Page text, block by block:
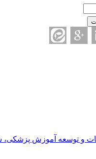
و توسعه آموزش پزشکی،